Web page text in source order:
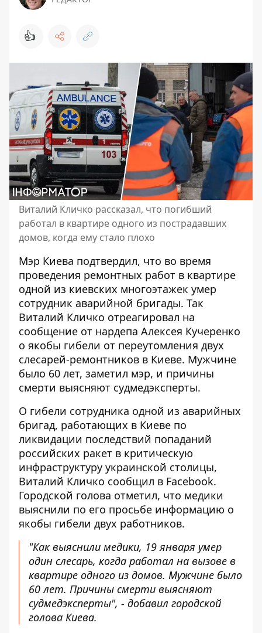
👍
Виталий Кличко рассказал, что погибший
работал в квартире одного из пострадавших
домов, когда ему стало плохо
Мэр Киева подтвердил, что во время
проведения ремонтных работ в квартире
одной из киевских многоэтажек умер
сотрудник аварийной бригады. Так
Виталий Кличко отреагировал на
сообщение от нардепа Алексея Кучеренко
о якобы гибели от переутомления двух
слесарей-ремонтников в Киеве. Мужчине
было 60 лет, заметил мэр, и причины
смерти выясняют судмедэксперты.
О гибели сотрудника одной из аварийных
бригад, работающих в Киеве по
ликвидации последствий попаданий
российских ракет в критическую
инфраструктуру украинской столицы,
Виталий Кличко сообщил в Facebook.
Городской голова отметил, что медики
выяснили по его просьбе информацию о
якобы гибели двух работников.
"Как выяснили медики, 19 января умер
один слесарь, когда работал на вызове в
квартире одного из домов. Мужчине было
60 лет. Причины смерти выясняют
судмедэксперты", - добавил городской
голова Киева.